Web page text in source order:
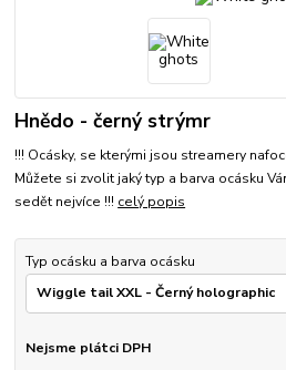
Hnědo - černý strýmr
!!! Ocásky, se kterými jsou streamery
Můžete si zvolit jaký typ a barva ocásku
sedět nejvíce !!! celý popis
Typ ocásku a barva ocásku
Nejsme plátci DPH